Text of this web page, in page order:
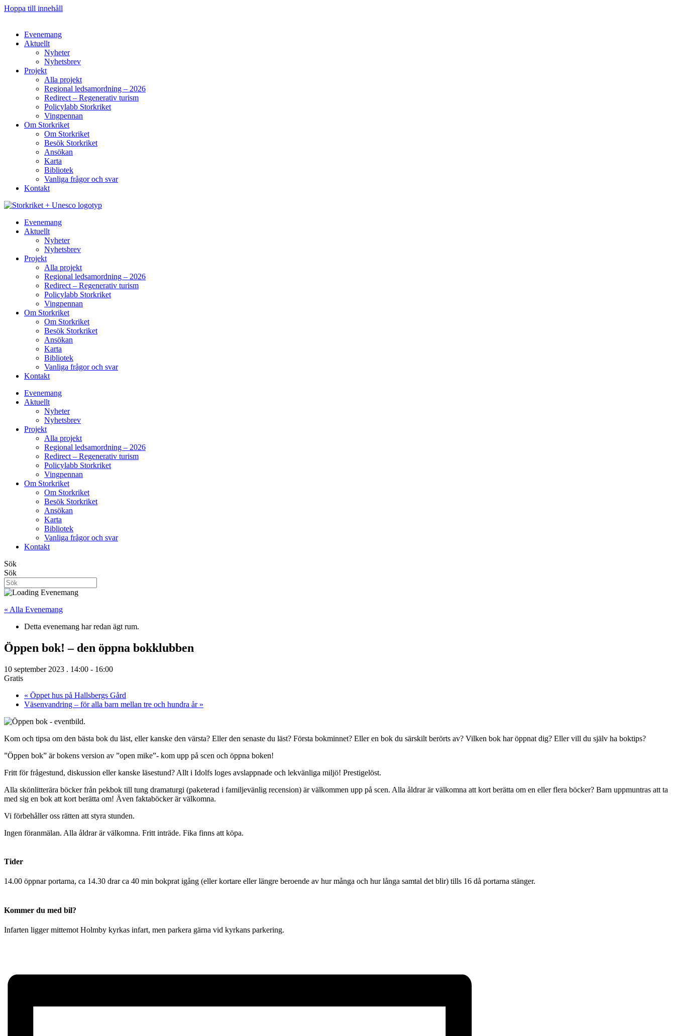
Hoppa till innehåll
Evenemang
Aktuellt
Nyheter
Nyhetsbrev
Projekt
Alla projekt
Regional ledsamordning – 2026
Redirect – Regenerativ turism
Policylabb Storkriket
Vingpennan
Om Storkriket
Om Storkriket
Besök Storkriket
Ansökan
Karta
Bibliotek
Vanliga frågor och svar
Kontakt
Evenemang
Aktuellt
Nyheter
Nyhetsbrev
Projekt
Alla projekt
Regional ledsamordning – 2026
Redirect – Regenerativ turism
Policylabb Storkriket
Vingpennan
Om Storkriket
Om Storkriket
Besök Storkriket
Ansökan
Karta
Bibliotek
Vanliga frågor och svar
Kontakt
Evenemang
Aktuellt
Nyheter
Nyhetsbrev
Projekt
Alla projekt
Regional ledsamordning – 2026
Redirect – Regenerativ turism
Policylabb Storkriket
Vingpennan
Om Storkriket
Om Storkriket
Besök Storkriket
Ansökan
Karta
Bibliotek
Vanliga frågor och svar
Kontakt
Sök
Sök
« Alla Evenemang
Detta evenemang har redan ägt rum.
Öppen bok! – den öppna bokklubben
10 september 2023 . 14:00 - 16:00
Gratis
« Öppet hus på Hallsbergs Gård
Väsenvandring – för alla barn mellan tre och hundra år »
Kom och tipsa om den bästa bok du läst, eller kanske den värsta? Eller den senaste du läst? Första bokminnet? Eller en bok du särskilt berörts av? Vilken bok har öppnat dig? Eller vill du själv ha boktips?
”Öppen bok” är bokens version av ”open mike”- kom upp på scen och öppna boken!
Fritt för frågestund, diskussion eller kanske läsestund? Allt i Idolfs loges avslappnade och lekvänliga miljö! Prestigelöst.
Alla skönlitterära böcker från pekbok till tung dramaturgi (paketerad i familjevänlig recension) är välkommen upp på scen. Alla åldrar är välkomna att kort berätta om en eller flera böcker? Barn uppmuntras att ta
med sig en bok att kort berätta om! Även faktaböcker är välkomna.
Vi förbehåller oss rätten att styra stunden.
Ingen föranmälan. Alla åldrar är välkomna. Fritt inträde. Fika finns att köpa.
Tider
14.00 öppnar portarna, ca 14.30 drar ca 40 min bokprat igång (eller kortare eller längre beroende av hur många och hur långa samtal det blir) tills 16 då portarna stänger.
Kommer du med bil?
Infarten ligger mittemot Holmby kyrkas infart, men parkera gärna vid kyrkans parkering.